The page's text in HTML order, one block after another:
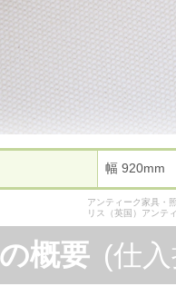
幅
アンティーク家具・
リス（英国）アンテ
概要 (仕